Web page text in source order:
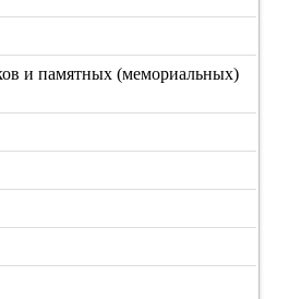
и памятных (мемориальных)